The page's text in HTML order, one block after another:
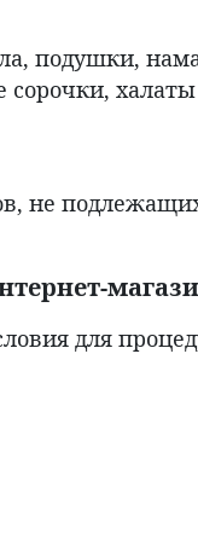
подушки,
не
для